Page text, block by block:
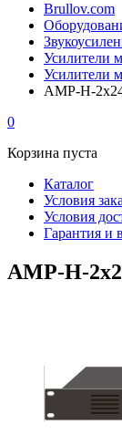
Brullov.com
Усилители
Усилители
AMP-H-
0
Корзина пуста
Каталог
Условия
Условия
Гарантия и
AMP-H-